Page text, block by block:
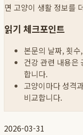
면 고양이 생활 정보를
읽기 체크포인트
본문의 날짜, 횟
건강 관련 내용은
합니다.
고양이마다 성격
비교합니다.
2026-03-31